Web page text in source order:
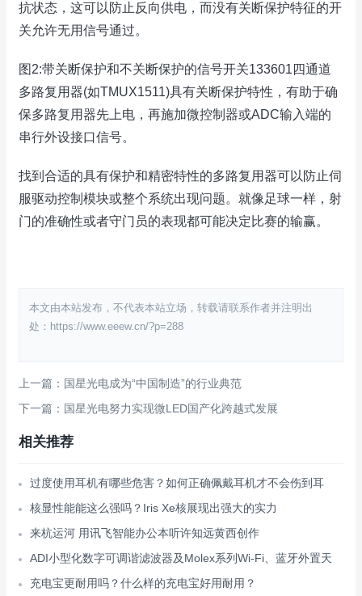
抗状态，这可以防止反向供电，而没有关断保护特征的开
关允许无用信号通过。
图2:带关断保护和不关断保护的信号开关133601四通道
多路复用器(如TMUX1511)具有关断保护特性，有助于确
保多路复用器先上电，再施加微控制器或ADC输入端的
串行外设接口信号。
找到合适的具有保护和精密特性的多路复用器可以防止伺
服驱动控制模块或整个系统出现问题。就像足球一样，射
门的准确性或者守门员的表现都可能决定比赛的输赢。
本文由本站发布，不代表本站立场，转载请联系作者并注明出
处：https://www.eeew.cn/?p=288
上一篇：国星光电成为“中国制造”的行业典范
下一篇：国星光电努力实现微LED国产化跨越式发展
相关推荐
过度使用耳机有哪些危害？如何正确佩戴耳机才不会伤到耳
核显性能能这么强吗？Iris Xe核展现出强大的实力
来杭运河 用讯飞智能办公本听许知远黄西创作
ADI小型化数字可调谐滤波器及Molex系列Wi-Fi、蓝牙外置天
充电宝更耐用吗？什么样的充电宝好用耐用？